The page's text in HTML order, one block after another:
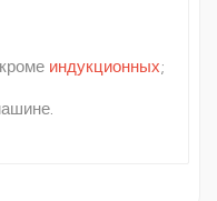
индукционных;